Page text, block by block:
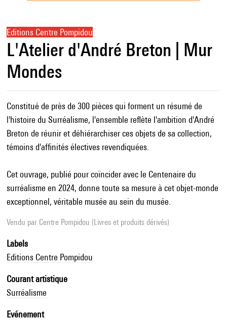
Editions Centre Pompidou
L'Atelier d'André Breton | Mur
Mondes
Constitué de près de 300 pièces qui forment un résumé de
l'histoire du Surréalisme, l'ensemble reflète l'ambition d'André
Breton de réunir et déhiérarchiser ces objets de sa collection,
témoins d'affinités électives revendiquées.
Cet ouvrage, publié pour coïncider avec le Centenaire du
surréalisme en 2024, donne toute sa mesure à cet objet-monde
exceptionnel, véritable musée au sein du musée.
Vendu par Centre Pompidou (Livres et produits dérivés)
Labels
Editions Centre Pompidou
Courant artistique
Surréalisme
Evénement